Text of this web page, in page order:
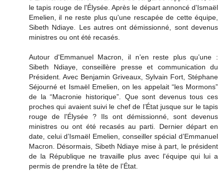
le tapis rouge de l'Élysée. Après le départ annoncé d'Ismaël
Emelien, il ne reste plus qu'une rescapée de cette équipe,
Sibeth Ndiaye. Les autres ont démissionné, sont devenus
ministres ou ont été recasés.
Autour d'Emmanuel Macron, il n’en reste plus qu’une :
Sibeth Ndiaye, conseillère presse et communication du
Président. Avec Benjamin Griveaux, Sylvain Fort, Stéphane
Séjourné et Ismaël Emelien, on les appelait “les Mormons”
de la “Macronie historique”. Que sont devenus tous ces
proches qui avaient suivi le chef de l’État jusque sur le tapis
rouge de l'Élysée ? Ils ont démissionné, sont devenus
ministres ou ont été recasés au parti. Dernier départ en
date, celui d’Ismaël Emelien, conseiller spécial d’Emmanuel
Macron. Désormais, Sibeth Ndiaye mise à part, le président
de la République ne travaille plus avec l'équipe qui lui a
permis de prendre la tête de l’État.